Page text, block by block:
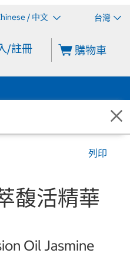
/ 中文 台灣
/註冊 購物車
列印
馥活精華
Oil Jasmine